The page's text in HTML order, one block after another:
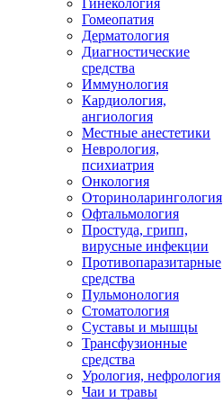
Гинекология
Гомеопатия
Дерматология
Диагностические
средства
Иммунология
Кардиология,
ангиология
Местные анестетики
Неврология,
психиатрия
Онкология
Оториноларингология
Офтальмология
Простуда, грипп,
вирусные инфекции
Противопаразитарные
средства
Пульмонология
Стоматология
Суставы и мышцы
Трансфузионные
средства
Урология, нефрология
Чаи и травы